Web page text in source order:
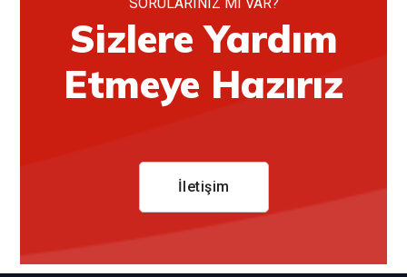
Sizlere Yardım
Etmeye Hazırız
İletişim